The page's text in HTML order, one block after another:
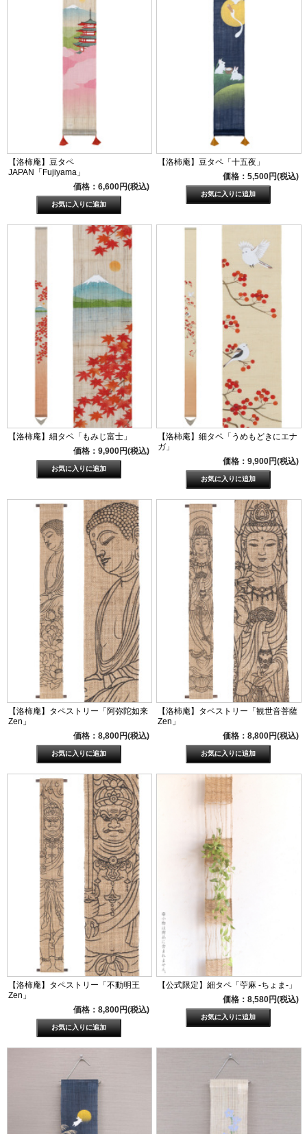
【洛柿庵】豆タペ
JAPAN「Fujiyama」
価格：6,600円(税込)
【洛柿庵】豆タペ「十五夜」
価格：5,500円(税込)
【洛柿庵】細タペ「もみじ富士」
価格：9,900円(税込)
【洛柿庵】細タペ「うめもどきにエナ
ガ」
価格：9,900円(税込)
【洛柿庵】タペストリー「阿弥陀如来
Zen」
価格：8,800円(税込)
【洛柿庵】タペストリー「観世音菩薩
Zen」
価格：8,800円(税込)
【洛柿庵】タペストリー「不動明王
Zen」
価格：8,800円(税込)
【公式限定】細タペ「苧麻 -ちょま-」
価格：8,580円(税込)